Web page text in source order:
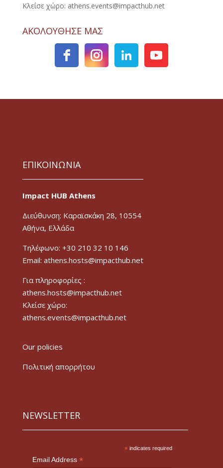
Κλείσε χώρο: athens.events@impacthub.net
ΑΚΟΛΟΥΘΗΣΕ ΜΑΣ
ΕΠΙΚΟΙΝΩΝΙΑ
Impact HUB Athens
Διεύθυνση: Καραϊσκάκη 28, 10554
Αθήνα, Ελλάδα
Τηλέφωνο: +30 210 32 10 146
Email: athens.hosts@impacthub.net
Για πληροφορίες :
athens.hosts@impacthub.net
Κλείσε χώρο:
athens.events@impacthub.net
Our policies
Πολιτική απορρήτου
NEWSLETTER
* indicates required
Email Address *